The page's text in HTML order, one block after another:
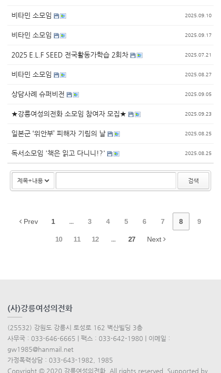
비타민 소모임 2025.09.10
비타민 소모임 2025.09.17
2025 E.L.F SEED 전국활동가학습 2회차 2025.07.21
비타민 소모임 2025.08.27
상담사례 슈퍼비전 2025.09.05
★강릉여성의전화 소모임 참여자 모집★ 2025.09.23
일본군 ‘위안부’ 피해자 기림의 날 2025.08.25
독서소모임 '책은 읽고 다니니!?' 2025.08.25
검색
Prev 1 ... 3 4 5 6 7 8 9
10 11 12 ... 27 Next
(사)강릉여성의전화
(25532) 강원도 강릉시 토성로 162 벽산빌딩 3층
사무국 : 033-646-6665 | 팩스 : 033-642-1980 | 이메일 :
gw1985@hanmail.net
가정폭력상담 : 033-643-1982, 1985
Copyright © 2020 강릉여성의전화. All rights reserved. Supported by